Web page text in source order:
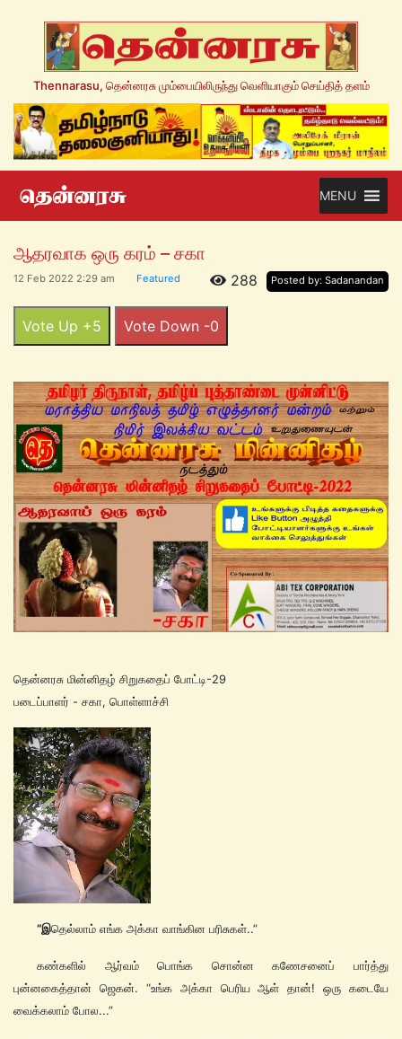
Thennarasu, தென்னரசு மும்பையிலிருந்து வெளியாகும் செய்தித் தளம்
MENU
ஆதரவாக ஒரு கரம் – சகா
12 Feb 2022 2:29 am Featured Posted by: Sadanandan
288
Vote Up +5 Vote Down -0
தென்னரசு மின்னிதழ் சிறுகதைப் போட்டி-29
படைப்பாளர் - சகா, பொள்ளாச்சி
“இதெல்லாம் எங்க அக்கா வாங்கின பரிசுகள்..”
கண்களில் ஆர்வம் பொங்க சொன்ன கணேசனைப் பார்த்து
புன்னகைத்தான் ஜெகன். “உங்க அக்கா பெரிய ஆள் தான்! ஒரு கடையே
வைக்கலாம் போல...”